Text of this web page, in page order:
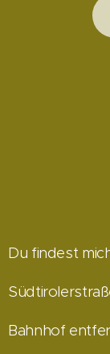
Du findest
Bahnhof